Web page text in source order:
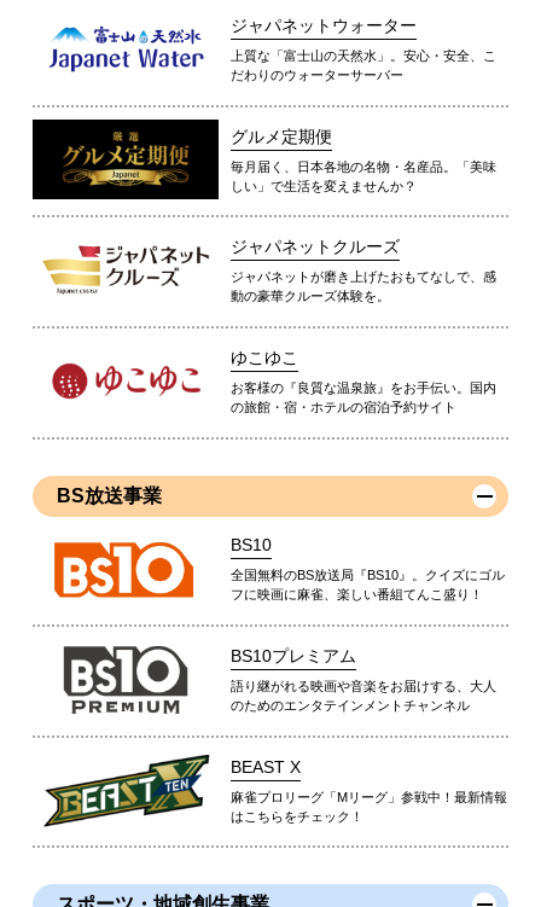
ジャパネットウォーター
上質な「富士山の天然水」。安心・安全、こ
だわりのウォーターサーバー
グルメ定期便
毎月届く、日本各地の名物・名産品。「美味
しい」で生活を変えませんか？
ジャパネットクルーズ
ジャパネットが磨き上げたおもてなしで、感
動の豪華クルーズ体験を。
ゆこゆこ
お客様の『良質な温泉旅』をお手伝い。国内
の旅館・宿・ホテルの宿泊予約サイト
BS放送事業
BS10
全国無料のBS放送局『BS10』。クイズにゴル
フに映画に麻雀、楽しい番組てんこ盛り！
BS10プレミアム
語り継がれる映画や音楽をお届けする、大人
のためのエンタテインメントチャンネル
BEAST X
麻雀プロリーグ「Mリーグ」参戦中！最新情報
はこちらをチェック！